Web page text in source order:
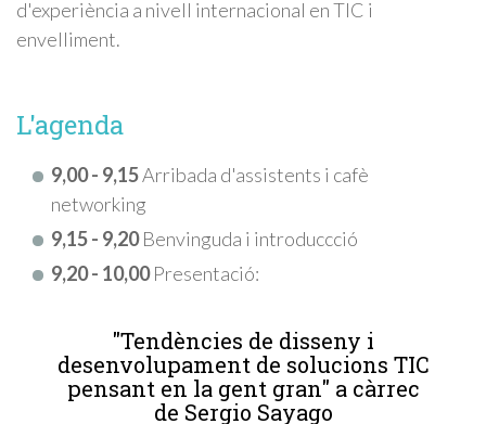
d'experiència a nivell internacional en TIC i
envelliment.
L'agenda
9,00 - 9,15Arribada d'assistents i cafè
networking
9,15 - 9,20Benvinguda i introduccció
9,20 - 10,00Presentació:
"Tendències de disseny i
desenvolupament de solucions TIC
pensant en la gent gran" a càrrec
de Sergio Sayago